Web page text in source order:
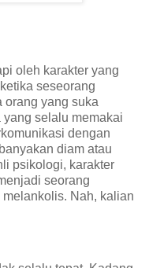
oleh karakter yang
seseorang
orang yang suka
yang selalu memakai
dengan
diam atau
psikologi, karakter
seorang
Nah, kalian